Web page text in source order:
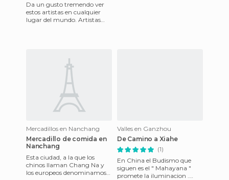
Da un gusto tremendo ver
estos artistas en cualquier
lugar del mundo. Artistas
Mercadillos en Nanchang
Mercadillo de comida en
Nanchang
Esta ciudad, a la que los
chinos llaman Chang Na y
los europeos denominamos
Valles en Ganzhou
De Camino a Xiahe
(1)
En China el Budismo que
siguen es el " Mahayana "
promete la iluminacion .